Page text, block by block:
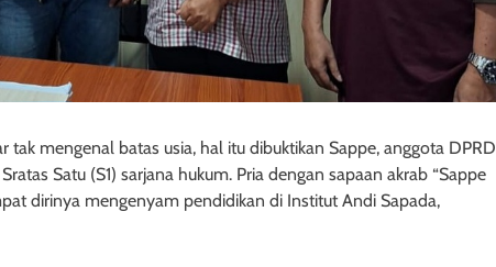
tak mengenal batas usia, hal itu dibuktikan Sappe, anggota DPRD
Satu (S1) sarjana hukum. Pria dengan sapaan akrab “Sappe
dirinya mengenyam pendidikan di Institut Andi Sapada,